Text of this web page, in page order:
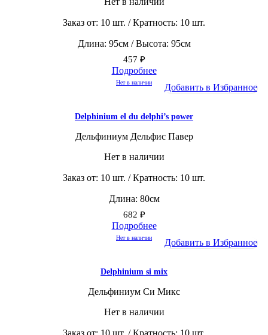
Заказ от: 10 шт. / Кратность: 10 шт.
Длина: 95см / Высота: 95см
457 ₽
Подробнее
Нет в наличии Добавить в Избранное
Delphinium el du delphi’s power
Дельфиниум Дельфис Павер
Нет в наличии
Заказ от: 10 шт. / Кратность: 10 шт.
Длина: 80см
682 ₽
Подробнее
Нет в наличии Добавить в Избранное
Delphinium si mix
Дельфиниум Си Микс
Нет в наличии
Заказ от: 10 шт. / Кратность: 10 шт.